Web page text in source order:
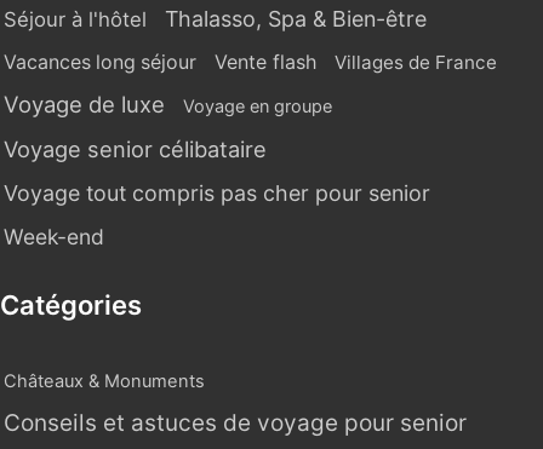
Séjour à l'hôtel Thalasso, Spa & Bien-être
Vacances long séjour Vente flash Villages de France
Voyage de luxe Voyage en groupe
Voyage senior célibataire
Voyage tout compris pas cher pour senior
Week-end
Catégories
Châteaux & Monuments
Conseils et astuces de voyage pour senior